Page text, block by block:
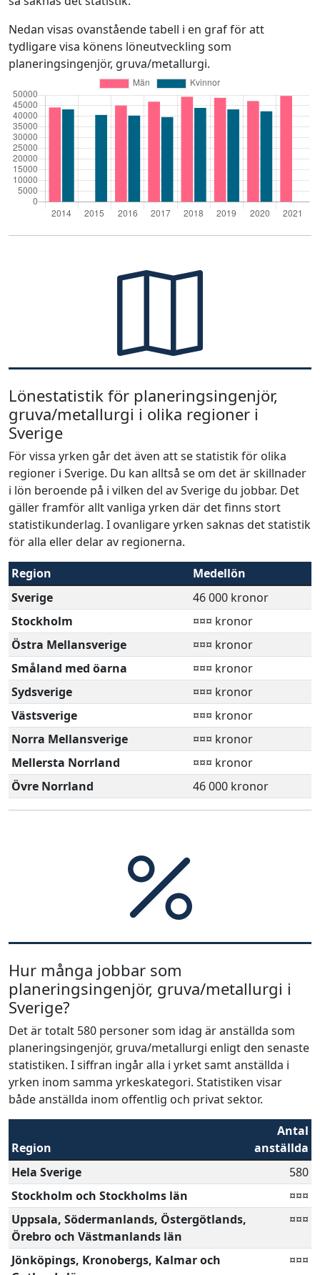
Nedan visas ovanstående tabell i en graf för att
tydligare visa könens löneutveckling som
planeringsingenjör, gruva/metallurgi.
Lönestatistik för planeringsingenjör,
gruva/metallurgi i olika regioner i
Sverige
För vissa yrken går det även att se statistik för olika
regioner i Sverige. Du kan alltså se om det är skillnader
i lön beroende på i vilken del av Sverige du jobbar. Det
gäller framför allt vanliga yrken där det finns stort
statistikunderlag. I ovanligare yrken saknas det statistik
för alla eller delar av regionerna.
Region
Medellön
Sverige
46 000 kronor
Stockholm
¤¤¤ kronor
Östra Mellansverige
¤¤¤ kronor
Småland med öarna
¤¤¤ kronor
Sydsverige
¤¤¤ kronor
Västsverige
¤¤¤ kronor
Norra Mellansverige
¤¤¤ kronor
Mellersta Norrland
¤¤¤ kronor
Övre Norrland
46 000 kronor
Hur många jobbar som
planeringsingenjör, gruva/metallurgi i
Sverige?
Det är totalt 580 personer som idag är anställda som
planeringsingenjör, gruva/metallurgi enligt den senaste
statistiken. I siffran ingår alla i yrket samt anställda i
yrken inom samma yrkeskategori. Statistiken visar
både anställda inom offentlig och privat sektor.
Region
Antal
anställda
Hela Sverige
580
Stockholm och Stockholms län
¤¤¤
Uppsala, Södermanlands, Östergötlands,
Örebro och Västmanlands län
¤¤¤
Jönköpings, Kronobergs, Kalmar och
¤¤¤